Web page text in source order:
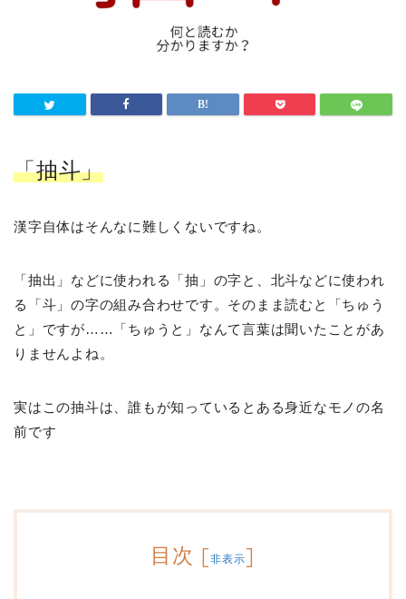
「抽斗」
漢字自体はそんなに難しくないですね。
「抽出」などに使われる「抽」の字と、北斗などに使われ
る「斗」の字の組み合わせです。そのまま読むと「ちゅう
と」ですが……「ちゅうと」なんて言葉は聞いたことがあ
りませんよね。
実はこの抽斗は、誰もが知っているとある身近なモノの名
前です
目次 [非表示]